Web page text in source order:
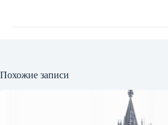
Похожие записи